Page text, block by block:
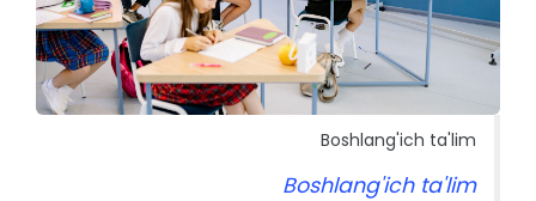
Boshlang'ich ta'lim
Boshlang'ich ta'lim